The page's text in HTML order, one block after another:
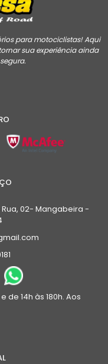
para motociclistas! Aqui
sua experiência ainda
02- Mangabeira -
de 14h às 180h. Aos